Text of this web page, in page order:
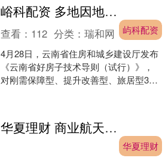
峪科配资 多地因地制宜推动“好房子”建设
屿科配资
查看： 112 分类：瑞和网
4月28日，云南省住房和城乡建设厅发布
《云南省好房子技术导则（试行）》，
对刚需保障型、提升改善型、旅居型3种
华夏理财 商业航天产业链有望迈入规模化量产元年
华夏理财